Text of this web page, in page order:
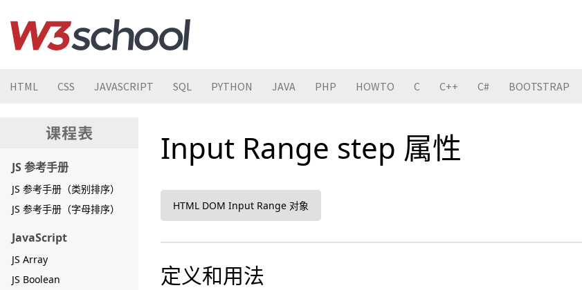
HTML CSS JAVASCRIPT SQL PYTHON JAVA PHP HOWTO C C++ C# BOOTSTRAP
JS 参考手册
JS 参考手册（类别排序）
JS 参考手册（字母排序）
JavaScript
JS Array
JS Boolean
Input Range step 属性
HTML DOM Input Range 对象
定义和用法